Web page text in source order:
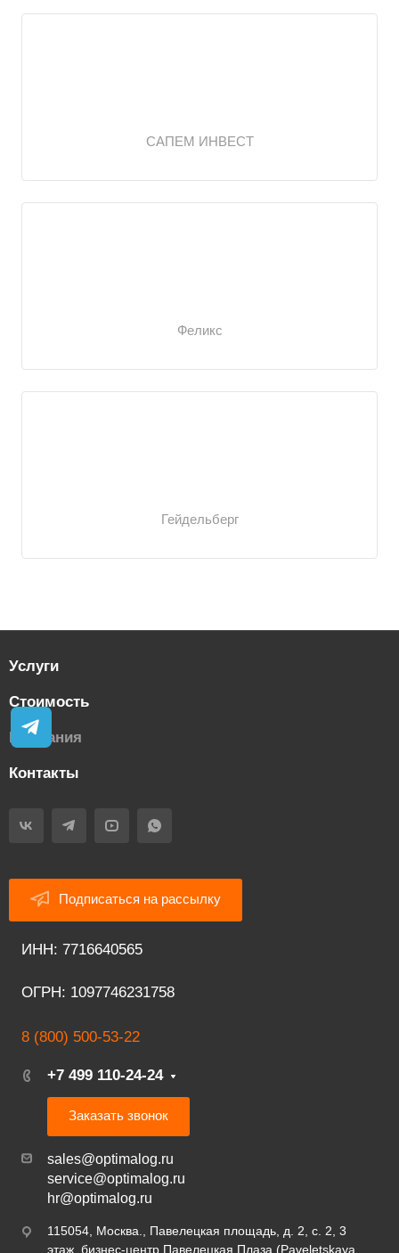
САПЕМ ИНВЕСТ
Феликс
Гейдельберг
Услуги
Стоимость
Компания
Контакты
Подписаться на рассылку
ИНН: 7716640565
ОГРН: 1097746231758
8 (800) 500-53-22
+7 499 110-24-24
Заказать звонок
sales@optimalog.ru
service@optimalog.ru
hr@optimalog.ru
115054, Москва., Павелецкая площадь, д. 2, с. 2, 3
этаж, бизнес-центр Павелецкая Плаза (Paveletskaya